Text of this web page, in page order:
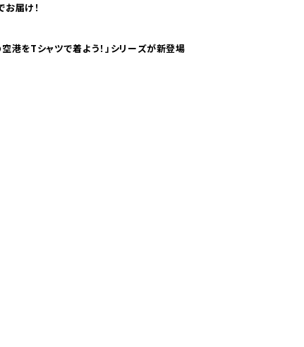
届け！
海外旅行気分！ pTaに「 世界の空港をTシャツで着よう！」シリーズが新登場